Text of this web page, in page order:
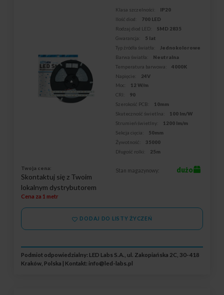
Klasa szczelności:
IP20
Ilość diod:
700 LED
Rodzaj diod LED:
SMD 2835
Gwarancja:
5 lat
Typ źródła światła:
Jednokolorowe
Barwa światła:
Neutralna
Temperatura barwowa:
4000K
Napięcie:
24V
Moc:
12 W/m
CRI:
90
Szerokość PCB:
10mm
Skuteczność świetlna:
100 lm/W
Strumień świetlny:
1200 lm/m
Sekcja cięcia:
50mm
Żywotność:
35000
Długość rolki:
25m
Twoja cena:
Skontaktuj się z Twoim
lokalnym dystrybutorem
Cena za 1 metr
Stan magazynowy: dużo
DODAJ DO LISTY ŻYCZEŃ
Podmiot odpowiedzialny: LED Labs S.A., ul. Zakopiańska 2C, 30-418
Kraków, Polska | Kontakt: info@led-labs.pl